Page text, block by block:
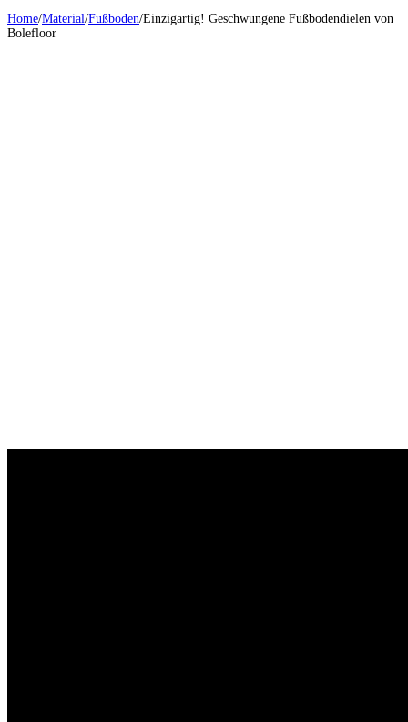
Home/Material/Fußboden/Einzigartig! Geschwungene Fußbodendielen von
Bolefloor